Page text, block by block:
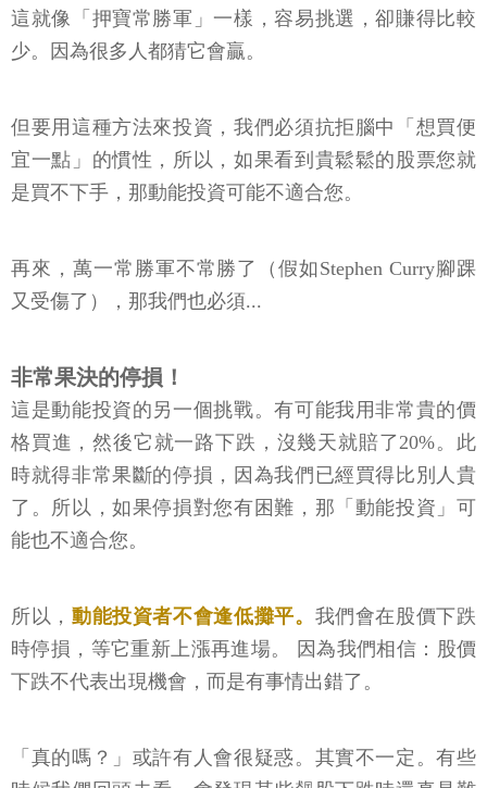
這就像「押寶常勝軍」一樣，容易挑選，卻賺得比較
少。因為很多人都猜它會贏。
但要用這種方法來投資，我們必須抗拒腦中「想買便
宜一點」的慣性，所以，如果看到貴鬆鬆的股票您就
是買不下手，那動能投資可能不適合您。
再來，萬一常勝軍不常勝了（假如Stephen Curry腳踝
又受傷了），那我們也必須...
非常果決的停損！
這是動能投資的另一個挑戰。有可能我用非常貴的價
格買進，然後它就一路下跌，沒幾天就賠了20%。此
時就得非常果斷的停損，因為我們已經買得比別人貴
了。所以，如果停損對您有困難，那「動能投資」可
能也不適合您。
所以， 動能投資者不會逢低攤平。 我們會在股價下跌
時停損，等它重新上漲再進場。 因為我們相信：股價
下跌不代表出現機會，而是有事情出錯了。
「真的嗎？」或許有人會很疑惑。其實不一定。有些